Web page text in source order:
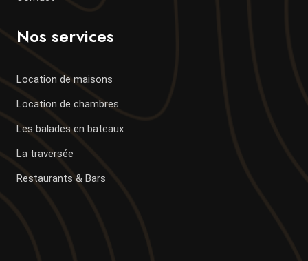
Nos services
Location de maisons
Location de chambres
Les balades en bateaux
La traversée
Restaurants & Bars